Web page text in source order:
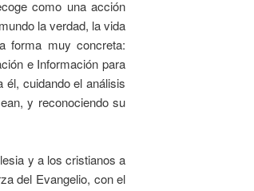
como una acción
la verdad, la vida
forma muy concreta:
e Información para
él, cuidando el análisis
y reconociendo su
y a los cristianos a
del Evangelio, con el